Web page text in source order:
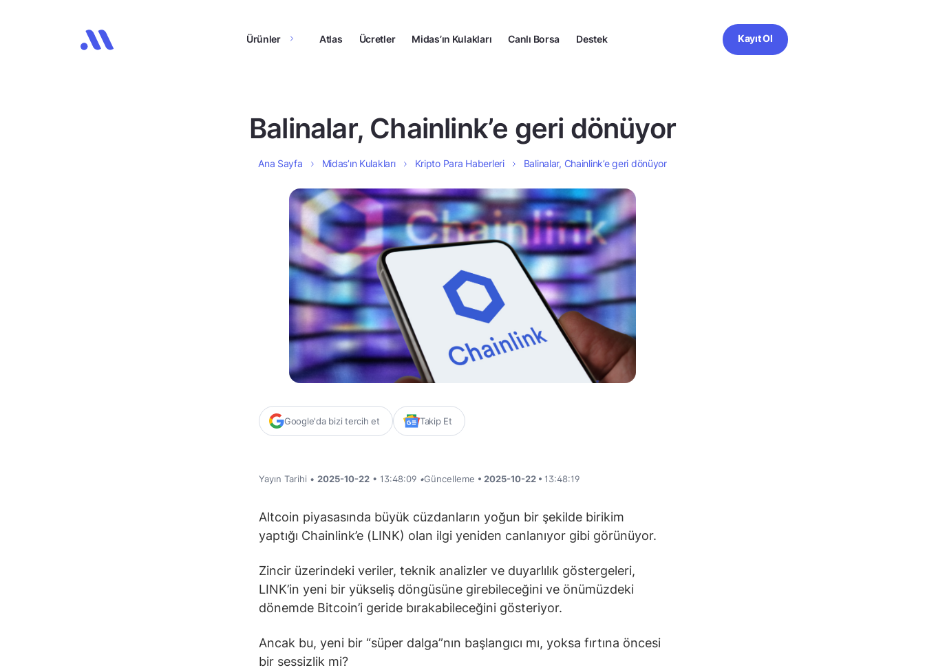
Ürünler Atlas Ücretler Midas’ın Kulakları Canlı Borsa Destek Kayıt Ol
Balinalar, Chainlink’e geri dönüyor
Ana Sayfa Midas’ın Kulakları Kripto Para Haberleri Balinalar, Chainlink’e geri dönüyor
Google'da bizi tercih et Takip Et
Yayın Tarihi • 2025-10-22 • 13:48:09 •Güncelleme • 2025-10-22 • 13:48:19
Altcoin piyasasında büyük cüzdanların yoğun bir şekilde birikim
yaptığı Chainlink’e (LINK) olan ilgi yeniden canlanıyor gibi görünüyor.
Zincir üzerindeki veriler, teknik analizler ve duyarlılık göstergeleri,
LINK’in yeni bir yükseliş döngüsüne girebileceğini ve önümüzdeki
dönemde Bitcoin’i geride bırakabileceğini gösteriyor.
Ancak bu, yeni bir “süper dalga”nın başlangıcı mı, yoksa fırtına öncesi
bir sessizlik mi?